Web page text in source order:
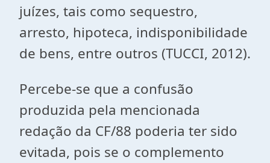
juízes, tais como sequestro,
arresto, hipoteca, indisponibilidade
de bens, entre outros (TUCCI, 2012).
Percebe-se que a confusão
produzida pela mencionada
redação da CF/88 poderia ter sido
evitada, pois se o complemento